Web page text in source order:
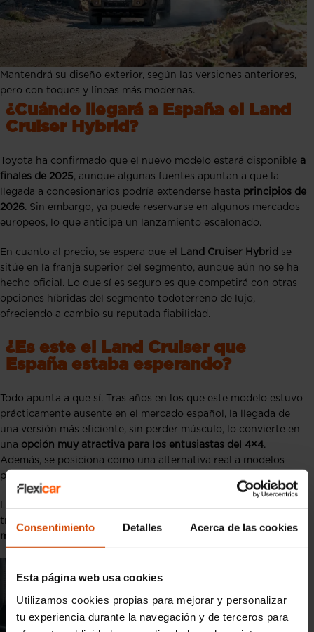
Consentimiento Detalles Acerca de las cookies
Esta página web usa cookies
Utilizamos cookies propias para mejorar y personalizar
tu experiencia durante la navegación y de terceros para
Mantendrá su diseño exterior, según las versiones anteriores,
pero con toques y líneas más modernas.
¿Cuándo llegará a España el Land
Cruiser Hybrid?
Toyota ha confirmado que el nuevo modelo estará disponible a
finales de 2025, aunque algunas fuentes apuntan a que la
llegada a concesionarios podría extenderse hasta principios de
2026. Sin embargo, ya puede reservarse en algunos mercados
europeos, lo que anticipa un lanzamiento escalonado.
En cuanto al precio, se espera que el Land Cruiser Hybrid se
sitúe en la franja superior del segmento, aunque aún no se ha
hecho oficial. Lo que sí es seguro es que competirá con otras
opciones híbridas del segmento todoterreno de lujo,
ofreciendo a cambio su reputada fiabilidad.
¿Es este el Land Cruiser que
España estaba esperando?
Todo apunta a que sí. Tras años en los que este modelo estuvo
prácticamente ausente en el mercado español, la llegada de
una versión más eficiente, sin perder músculo, lo convierte en
una opción muy atractiva para los entusiastas del 4×4.
Además, se posiciona como una alternativa real a modelos
premium con precios mucho más elevados.
La apuesta de Toyota es clara: ofrecer un todoterreno
tradicional adaptado a los nuevos tiempos, querespete el
medio ambiente sin renunciar al espíritu aventurero